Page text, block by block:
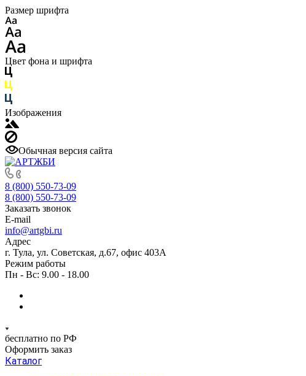
Размер шрифта
Цвет фона и шрифта
Изображения
Обычная версия сайта
8 (800) 550-73-09
8 (800) 550-73-09
Заказать звонок
E-mail
info@artgbi.ru
Адрес
г. Тула, ул. Советская, д.67, офис 403А
Режим работы
Пн - Вс: 9.00 - 18.00
бесплатно по РФ
Оформить заказ
Каталог